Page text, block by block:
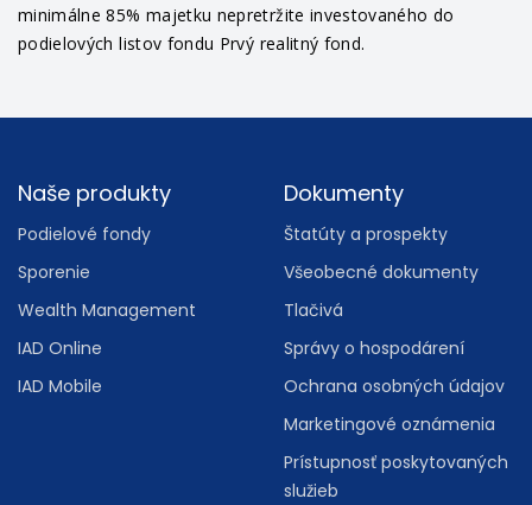
minimálne 85% majetku nepretržite investovaného do
podielových listov fondu Prvý realitný fond.
Footer
Naše produkty
Podielové fondy
Sporenie
Wealth Management
IAD Online
IAD Mobile
Dokumenty
Štatúty a prospekty
Všeobecné dokumenty
Tlačivá
Správy o hospodárení
Ochrana osobných údajov
Marketingové oznámenia
Prístupnosť poskytovaných
služieb